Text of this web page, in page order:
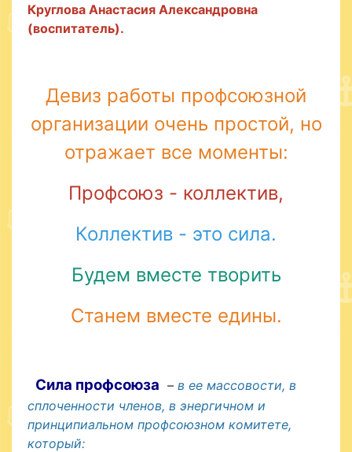
Круглова Анастасия Александровна
(воспитатель).
Девиз работы профсоюзной
организации очень простой, но
отражает все моменты:
Профсоюз - коллектив,
Коллектив - это сила.
Будем вместе творить
Станем вместе едины.
Сила профсоюза – в ее массовости, в
сплоченности членов, в энергичном и
принципиальном профсоюзном комитете,
который: